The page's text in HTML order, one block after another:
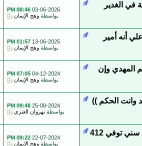
نزلت في 18 ذي الحجة في الغدير
03-06-2026
08:46 PM
بواسطة وهج الإيمان
أنه أمير
13-06-2025
01:57 PM
بواسطة وهج الإيمان
علي وآخرهم المهدي وإن
04-12-2024
07:05 PM
بواسطة وهج الإيمان
وانت الحكم ))
25-08-2024
09:48 PM
بواسطة نهروان العنزي
الشيخ السني علي الرضا قره بلوط ابن أبي الفوارس سني توفي 412
22-07-2024
09:22 PM
بواسطة وهج الإيمان